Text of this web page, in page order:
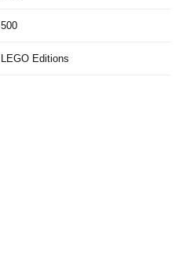
500
LEGO Editions